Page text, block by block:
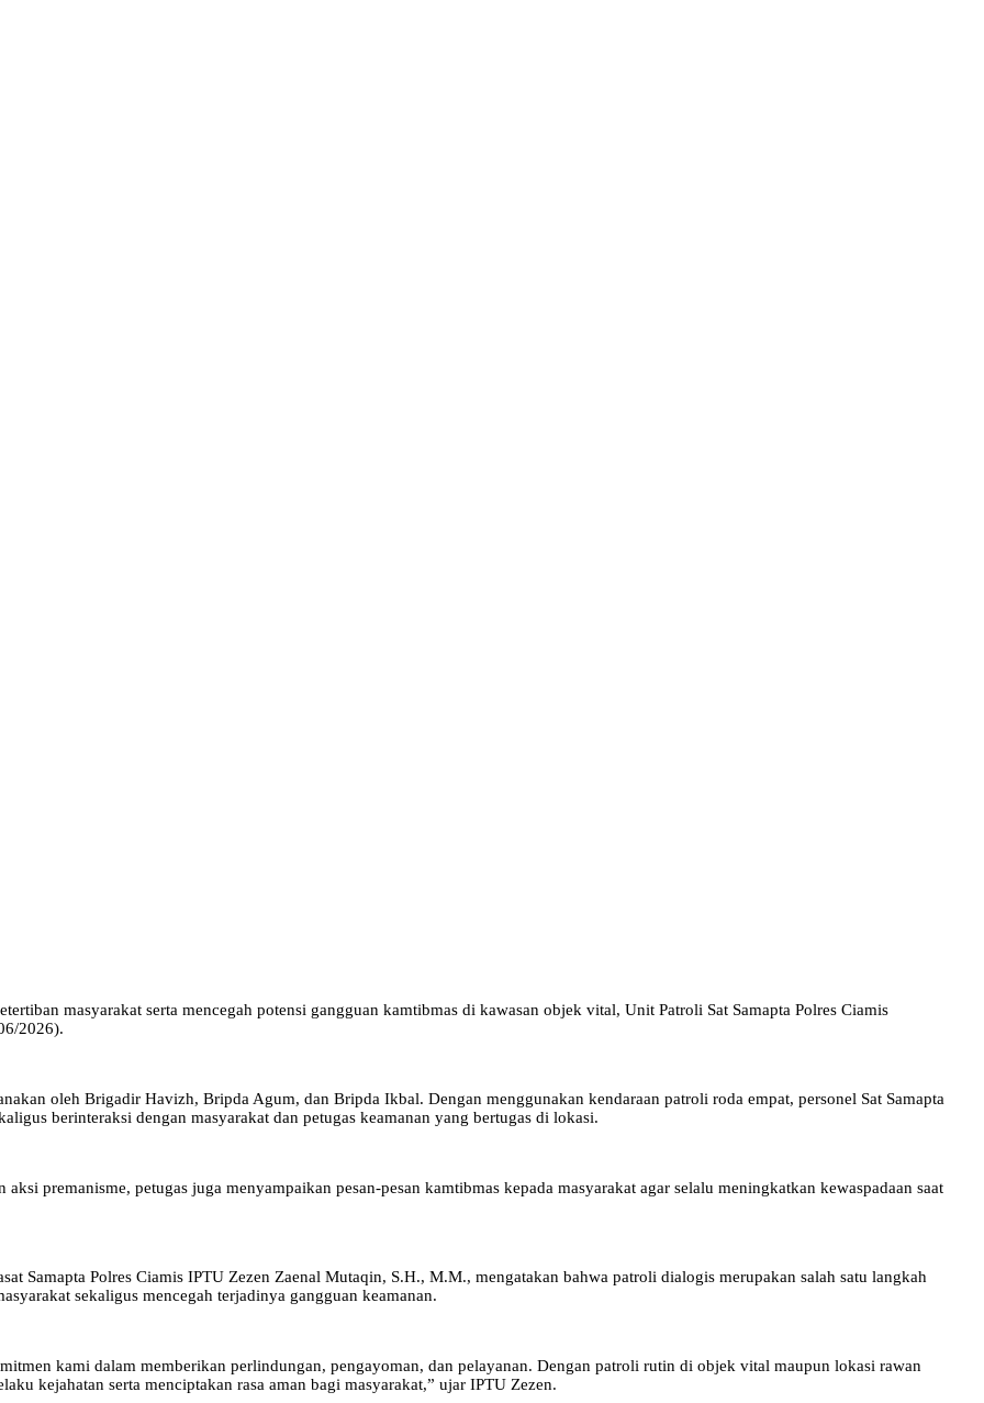
masyarakat serta mencegah potensi gangguan kamtibmas di kawasan objek vital, Unit Patroli Sat Samapta Polres Ciamis
2026).
oleh Brigadir Havizh, Bripda Agum, dan Bripda Ikbal. Dengan menggunakan kendaraan patroli roda empat, personel Sat Samapta
berinteraksi dengan masyarakat dan petugas keamanan yang bertugas di lokasi.
premanisme, petugas juga menyampaikan pesan-pesan kamtibmas kepada masyarakat agar selalu meningkatkan kewaspadaan saat
Samapta Polres Ciamis IPTU Zezen Zaenal Mutaqin, S.H., M.M., mengatakan bahwa patroli dialogis merupakan salah satu langkah
sekaligus mencegah terjadinya gangguan keamanan.
kami dalam memberikan perlindungan, pengayoman, dan pelayanan. Dengan patroli rutin di objek vital maupun lokasi rawan
kejahatan serta menciptakan rasa aman bagi masyarakat,” ujar IPTU Zezen.